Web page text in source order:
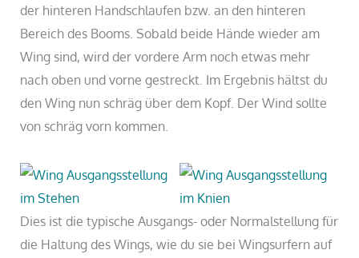
der hinteren Handschlaufen bzw. an den hinteren
Bereich des Booms. Sobald beide Hände wieder am
Wing sind, wird der vordere Arm noch etwas mehr
nach oben und vorne gestreckt. Im Ergebnis hältst du
den Wing nun schräg über dem Kopf. Der Wind sollte
von schräg vorn kommen.
Dies ist die typische Ausgangs- oder Normalstellung für
die Haltung des Wings, wie du sie bei Wingsurfern auf